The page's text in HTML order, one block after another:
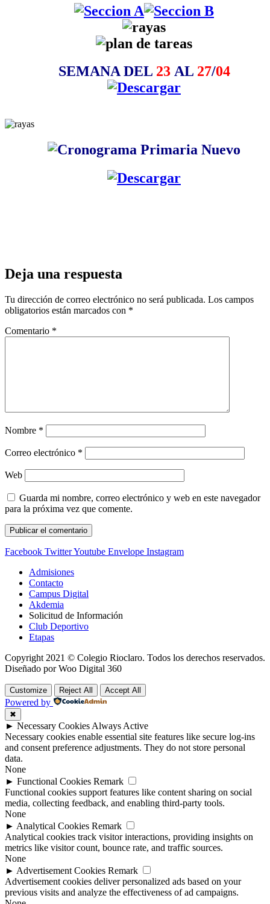
SEMANA DEL 23 AL 27/04
Deja una respuesta
Tu dirección de correo electrónico no será publicada. Los campos
obligatorios están marcados con *
Comentario *
Nombre *
Correo electrónico *
Web
Guarda mi nombre, correo electrónico y web en este navegador
para la próxima vez que comente.
Facebook TwitterYoutube Envelope Instagram
Admisiones
Contacto
Campus Digital
Akdemia
Solicitud de Información
Club Deportivo
Etapas
Copyright 2021 © Colegio Rioclaro. Todos los derechos reservados.
Diseñado por Woo Digital 360
Customize Reject All Accept All
Powered by
✖
► Necessary Cookies Always Active
Necessary cookies enable essential site features like secure log-ins
and consent preference adjustments. They do not store personal
data.
None
► Functional Cookies Remark
Functional cookies support features like content sharing on social
media, collecting feedback, and enabling third-party tools.
None
► Analytical Cookies Remark
Analytical cookies track visitor interactions, providing insights on
metrics like visitor count, bounce rate, and traffic sources.
None
► Advertisement Cookies Remark
Advertisement cookies deliver personalized ads based on your
previous visits and analyze the effectiveness of ad campaigns.